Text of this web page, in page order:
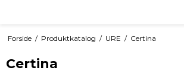
Forside / Produktkatalog / URE / Certina
Certina